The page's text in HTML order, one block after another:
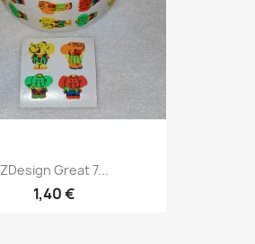
ZDesign Great 7...
1,40 €